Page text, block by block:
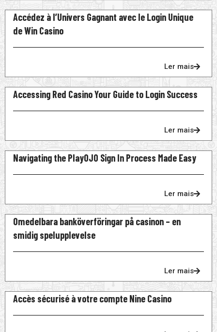
Accédez à l’Univers Gagnant avec le Login Unique
de Win Casino
Ler mais
Accessing Red Casino Your Guide to Login Success
Ler mais
Navigating the PlayOJO Sign In Process Made Easy
Ler mais
Omedelbara banköverföringar på casinon – en
smidig spelupplevelse
Ler mais
Accès sécurisé à votre compte Nine Casino